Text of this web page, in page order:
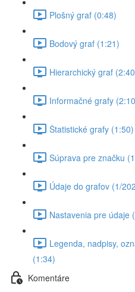
Plošný graf (0:48)
Bodový graf (1:21)
Hierarchický graf
Informačné grafy
Štatistické grafy (1:50)
Súprava pre značku
Údaje do grafov (1/
Nastavenia pre údaje
Legenda, nadpisy,
(1:34)
Komentáre